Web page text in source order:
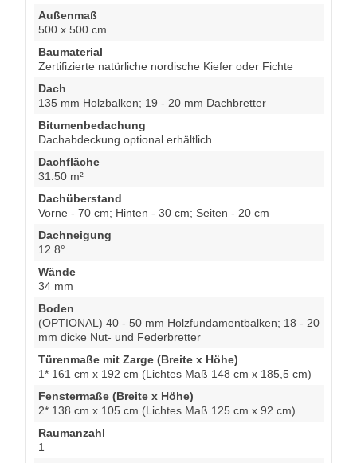
Außenmaß
500 x 500 cm
Baumaterial
Zertifizierte natürliche nordische Kiefer oder Fichte
Dach
135 mm Holzbalken; 19 - 20 mm Dachbretter
Bitumenbedachung
Dachabdeckung optional erhältlich
Dachfläche
31.50 m²
Dachüberstand
Vorne - 70 cm; Hinten - 30 cm; Seiten - 20 cm
Dachneigung
12.8°
Wände
34 mm
Boden
(OPTIONAL) 40 - 50 mm Holzfundamentbalken; 18 - 20
mm dicke Nut- und Federbretter
Türenmaße mit Zarge (Breite x Höhe)
1* 161 cm x 192 cm (Lichtes Maß 148 cm x 185,5 cm)
Fenstermaße (Breite x Höhe)
2* 138 cm x 105 cm (Lichtes Maß 125 cm x 92 cm)
Raumanzahl
1